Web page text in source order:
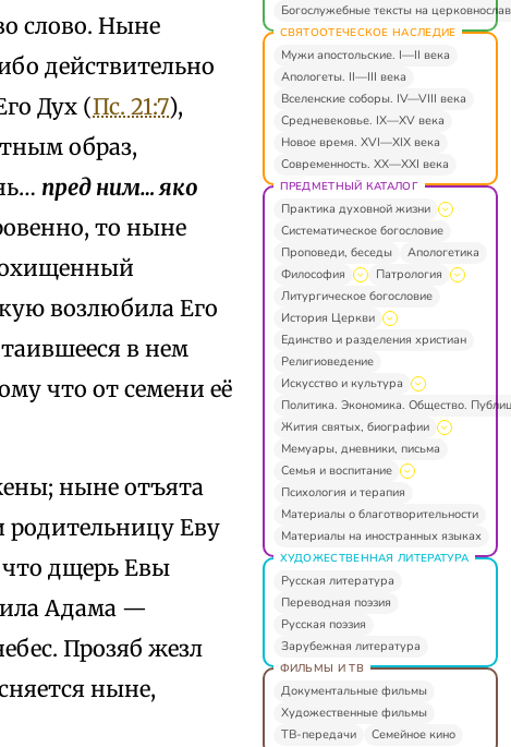
слово. Ныне
действительно
Дух (Пс. 21:7),
образ,
пред ним… яко
то ныне
возлюбила Его
в нем
что от семени её
ныне отъята
родительницу Еву
дщерь Евы
Адама —
Прозяб жезл
ныне,
Богослужебные тексты на
СВЯТООТЕЧЕСКОЕ НАСЛЕДИЕ
Мужи апостольские. I—II века
Апологеты. II—III века
Вселенские соборы. IV—VIII века
Средневековье. IX—XV века
Новое время. XVI—XIX века
Современность. XX—XXI века
ПРЕДМЕТНЫЙ КАТАЛОГ
Практика духовной жизни
Систематическое богословие
Проповеди, беседы
Апологетика
Философия
Патрология
Литургическое богословие
История Церкви
Единство и разделения христиан
Религиоведение
Искусство и культура
Политика. Экономика. Общество.
Жития святых, биографии
Мемуары, дневники, письма
Семья и воспитание
Психология и терапия
Материалы о благотворительности
Материалы на иностранных языках
ХУДОЖЕСТВЕННАЯ ЛИТЕРАТУРА
Русская литература
Переводная поэзия
Русская поэзия
Зарубежная литература
ФИЛЬМЫ И ТВ
Документальные фильмы
Художественные фильмы
ТВ-передачи
Семейное кино